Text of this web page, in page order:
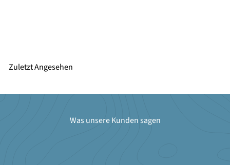
Zuletzt Angesehen
Was unsere Kunden sagen